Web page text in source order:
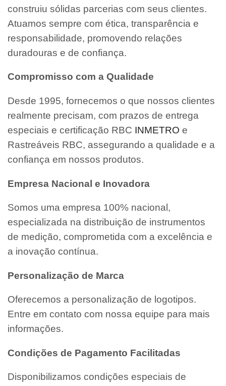
construiu sólidas parcerias com seus clientes.
Atuamos sempre com ética, transparência e
responsabilidade, promovendo relações
duradouras e de confiança.
Compromisso com a Qualidade
Desde 1995, fornecemos o que nossos clientes
realmente precisam, com prazos de entrega
especiais e certificação RBC INMETRO e
Rastreáveis RBC, assegurando a qualidade e a
confiança em nossos produtos.
Empresa Nacional e Inovadora
Somos uma empresa 100% nacional,
especializada na distribuição de instrumentos
de medição, comprometida com a excelência e
a inovação contínua.
Personalização de Marca
Oferecemos a personalização de logotipos.
Entre em contato com nossa equipe para mais
informações.
Condições de Pagamento Facilitadas
Disponibilizamos condições especiais de